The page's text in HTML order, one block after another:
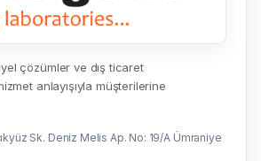
çözümler ve dış ticaret
anlayışıyla müşterilerine
Sk. Deniz Melis Ap. No: 19/A Ümraniye